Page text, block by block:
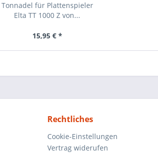
Tonnadel für Plattenspieler
Elta TT 1000 Z von...
15,95 € *
Rechtliches
Cookie-Einstellungen
Vertrag widerufen